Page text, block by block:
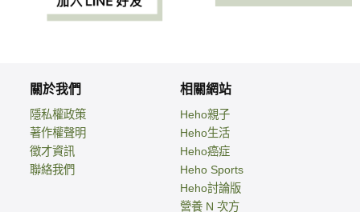
關於我們
隱私權政策
著作權聲明
徵才資訊
聯絡我們
相關網站
Heho親子
Heho生活
Heho癌症
Heho Sports
Heho討論版
營養 N 次方